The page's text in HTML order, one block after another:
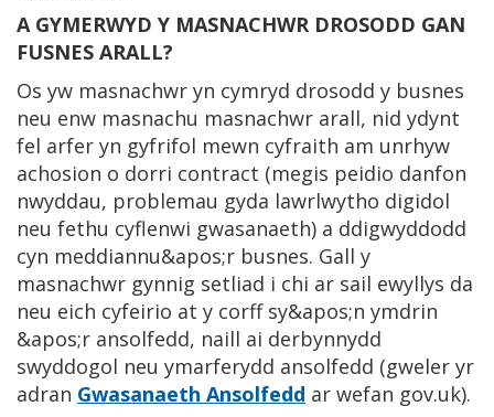
A GYMERWYD Y MASNACHWR DROSODD GAN
FUSNES ARALL?
Os yw masnachwr yn cymryd drosodd y busnes
neu enw masnachu masnachwr arall, nid ydynt
fel arfer yn gyfrifol mewn cyfraith am unrhyw
achosion o dorri contract (megis peidio danfon
nwyddau, problemau gyda lawrlwytho digidol
neu fethu cyflenwi gwasanaeth) a ddigwyddodd
cyn meddiannu&apos;r busnes. Gall y
masnachwr gynnig setliad i chi ar sail ewyllys da
neu eich cyfeirio at y corff sy&apos;n ymdrin
&apos;r ansolfedd, naill ai derbynnydd
swyddogol neu ymarferydd ansolfedd (gweler yr
adran Gwasanaeth Ansolfedd ar wefan gov.uk).